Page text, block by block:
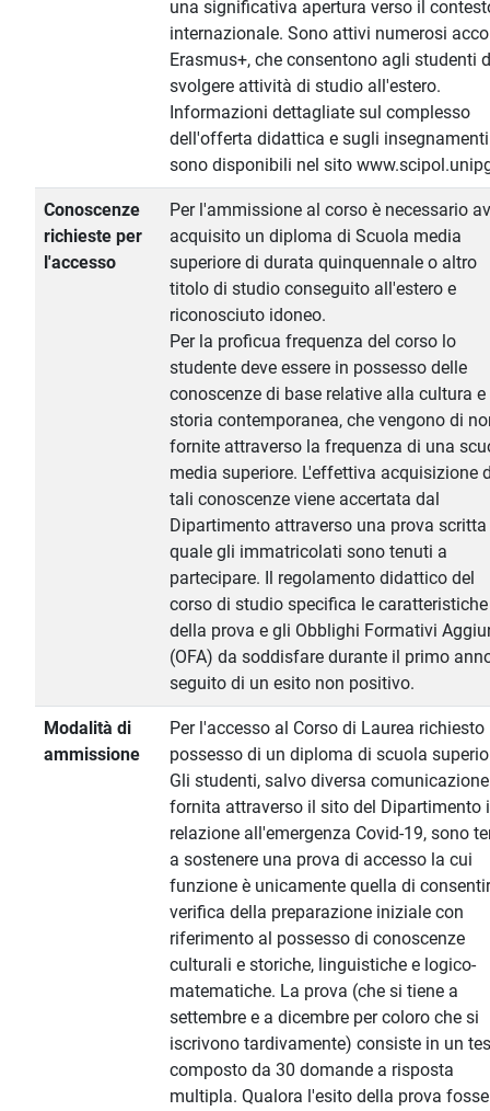
una significativa apertura verso il
internazionale. Sono attivi numerosi
Erasmus+, che consentono agli studenti
svolgere attività di studio all'estero.
Informazioni dettagliate sul complesso
dell'offerta didattica e sugli insegnamenti
sono disponibili nel sito
Conoscenze
richieste per
l'accesso
Per l'ammissione al corso è necessario
acquisito un diploma di Scuola media
superiore di durata quinquennale o altro
titolo di studio conseguito all'estero e
riconosciuto idoneo.
Per la proficua frequenza del corso lo
studente deve essere in possesso delle
conoscenze di base relative alla cultura
storia contemporanea, che vengono di
fornite attraverso la frequenza di una
media superiore. L'effettiva acquisizione
tali conoscenze viene accertata dal
Dipartimento attraverso una prova
quale gli immatricolati sono tenuti a
partecipare. Il regolamento didattico del
corso di studio specifica le caratteristiche
della prova e gli Obblighi Formativi
(OFA) da soddisfare durante il primo
seguito di un esito non positivo.
Modalità di
ammissione
Per l'accesso al Corso di Laurea richiesto
possesso di un diploma di scuola
Gli studenti, salvo diversa comunicazione
fornita attraverso il sito del Dipartimento
relazione all'emergenza Covid-19, sono
a sostenere una prova di accesso la cui
funzione è unicamente quella di
verifica della preparazione iniziale con
riferimento al possesso di conoscenze
culturali e storiche, linguistiche e logico-
matematiche. La prova (che si tiene a
settembre e a dicembre per coloro che si
iscrivono tardivamente) consiste in un
composto da 30 domande a risposta
multipla. Qualora l'esito della prova fosse